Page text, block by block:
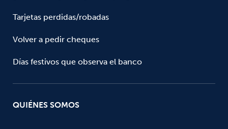
Tarjetas perdidas/robadas
Volver a pedir cheques
Días festivos que observa el banco
QUIÉNES SOMOS